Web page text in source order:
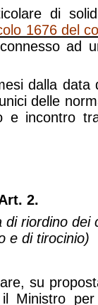
di
1676 del
ad
dalla data
delle
e incontro
2.
riordino dei
e di tirocinio)
su
Ministro